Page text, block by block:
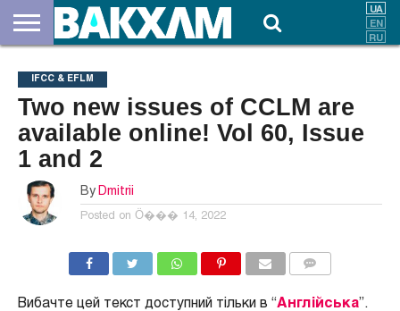
НАС
ВНЕСКИ
ДОКУМЕНТИ
НОВИНИ
КОНТАКТИ
IFCC & EFLM
Two new issues of CCLM are
available online! Vol 60, Issue
1 and 2
By Dmitrii
Posted on Ӧ��� 14, 2022
Вибачте цей текст доступний тільки в “Англійська”.